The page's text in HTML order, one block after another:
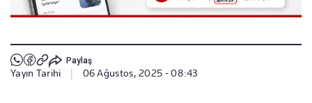
Paylaş
Yayın Tarihi 06 Ağustos, 2025 - 08:43